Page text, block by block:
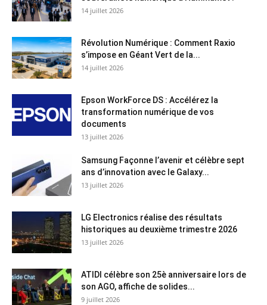
14 juillet 2026
Révolution Numérique : Comment Raxio
s’impose en Géant Vert de la...
14 juillet 2026
Epson WorkForce DS : Accélérez la
transformation numérique de vos
documents
13 juillet 2026
Samsung Façonne l’avenir et célèbre sept
ans d’innovation avec le Galaxy...
13 juillet 2026
LG Electronics réalise des résultats
historiques au deuxième trimestre 2026
13 juillet 2026
ATIDI célèbre son 25è anniversaire lors de
son AGO, affiche de solides...
9 juillet 2026